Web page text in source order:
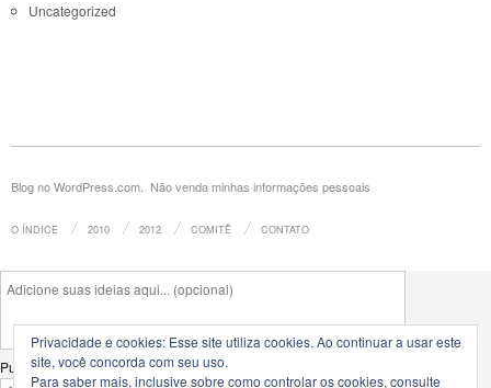
Uncategorized
Blog no WordPress.com. Não venda minhas informações pessoais
O ÍNDICE 2010 2012 COMITÊ CONTATO
Publicar em
Privacidade e cookies: Esse site utiliza cookies. Ao continuar a usar este
site, você concorda com seu uso.
Para saber mais, inclusive sobre como controlar os cookies, consulte